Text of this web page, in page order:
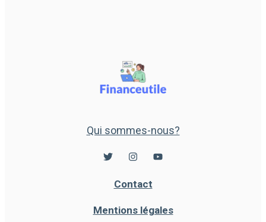
Qui sommes-nous?
Contact
Mentions légales